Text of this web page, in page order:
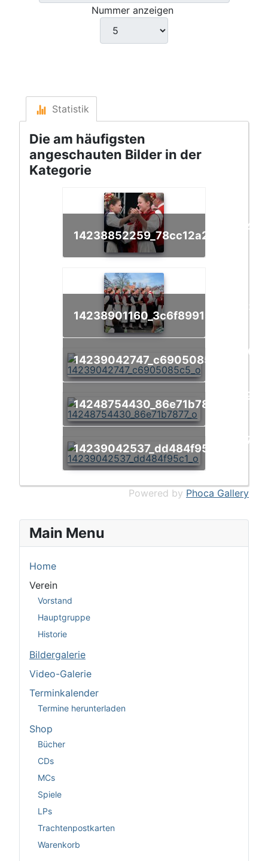
Nummer anzeigen
Statistik
Die am häufigsten
angeschauten Bilder in der
Kategorie
14238852259_78cc12a226_o
1140
14238901160_3c6f89915a_o
1123
14239042747_c6905085c5_o
1109
14248754430_86e71b7877_o
1093
14239042537_dd484f95c1_o
1075
Powered by Phoca Gallery
Main Menu
Home
Verein
Vorstand
Hauptgruppe
Historie
Bildergalerie
Video-Galerie
Terminkalender
Termine herunterladen
Shop
Bücher
CDs
MCs
Spiele
LPs
Trachtenpostkarten
Warenkorb